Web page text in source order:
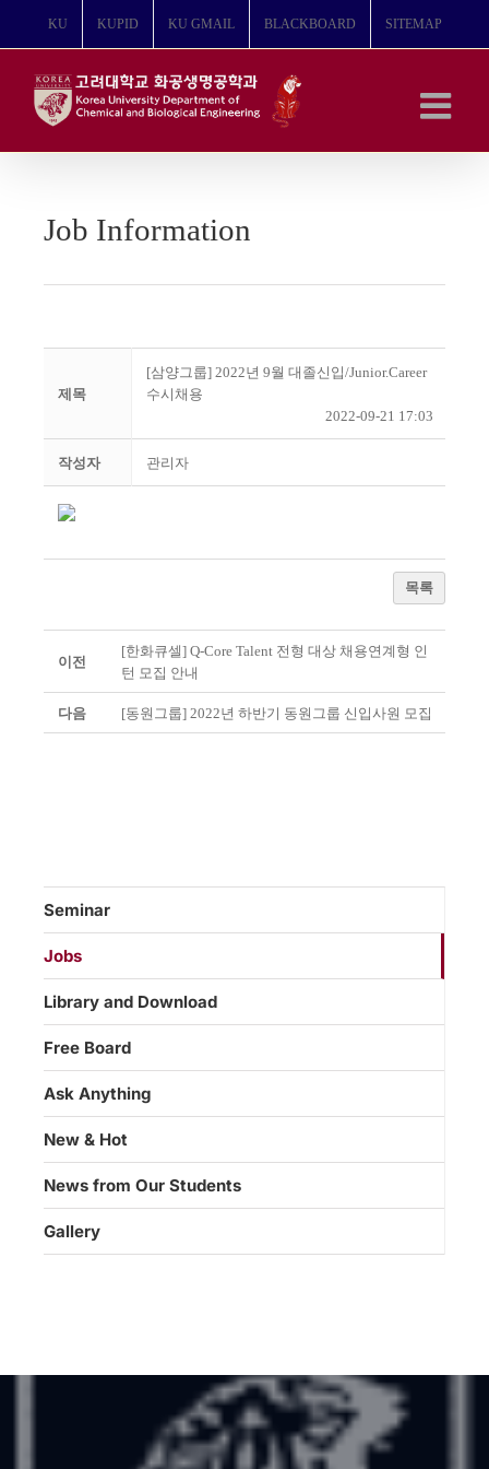
뛰
KU KUPID KU GMAIL BLACKBOARD SITEMAP
Job Information
제목
[삼양그룹] 2022년 9월 대졸신입/Junior.Career
수시채용
2022-09-21 17:03
작성자 관리자
목록
이전
[한화큐셀] Q-Core Talent 전형 대상 채용연계형 인
턴 모집 안내
다음 [동원그룹] 2022년 하반기 동원그룹 신입사원 모집
Seminar
Jobs
Library and Download
Free Board
Ask Anything
New & Hot
News from Our Students
Gallery